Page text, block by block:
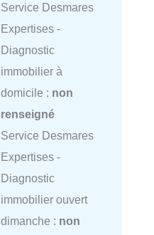
Service Desmares
Expertises -
Diagnostic
immobilier à
domicile : non
renseigné
Service Desmares
Expertises -
Diagnostic
immobilier ouvert
dimanche : non